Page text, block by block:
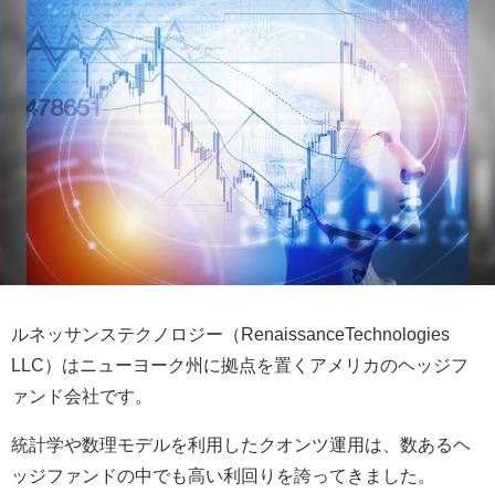
ルネッサンステクノロジー（RenaissanceTechnologies
LLC）はニューヨーク州に拠点を置くアメリカのヘッジフ
ァンド会社です。
統計学や数理モデルを利用したクオンツ運用は、数あるヘ
ッジファンドの中でも高い利回りを誇ってきました。